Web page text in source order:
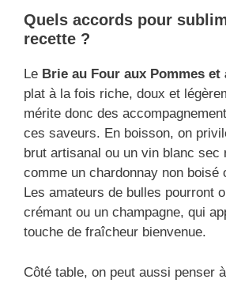
Quels accords pour
recette ?
Le Brie au Four aux Pommes et
plat à la fois riche, doux et
mérite donc des
ces saveurs. En boisson, on
brut artisanal ou un vin blanc sec
comme un chardonnay non boisé
Les amateurs de bulles pourront
crémant ou un champagne, qui
touche de fraîcheur bienvenue.
Côté table, on peut aussi penser